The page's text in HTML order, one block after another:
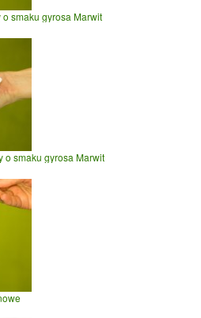
smaku gyrosa Marwit
o smaku gyrosa Marwit